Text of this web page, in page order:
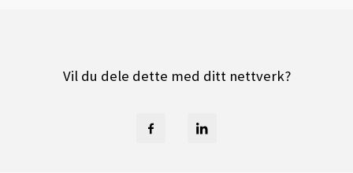
Vil du dele dette med ditt nettverk?